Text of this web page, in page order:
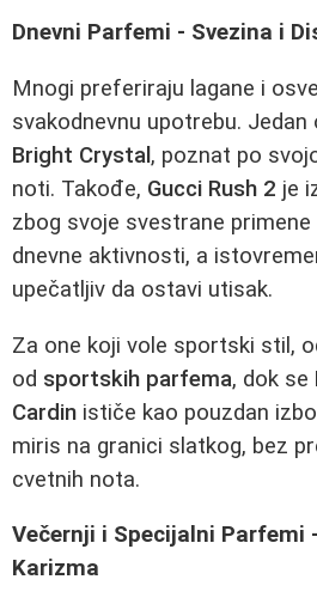
Dnevni Parfemi - Svezina i
Mnogi preferiraju lagane i
svakodnevnu upotrebu.
Bright Crystal , poznat po
noti. Takođe, Gucci Rush 2 je
zbog svoje svestrane primene
dnevne aktivnosti, a
upečatljiv da ostavi utisak.
Za one koji vole sportski stil,
od sportskih parfema, dok se
Cardin ističe kao pouzdan
miris na granici slatkog, bez
cvetnih nota.
Večernji i Specijalni Parfemi
Karizma